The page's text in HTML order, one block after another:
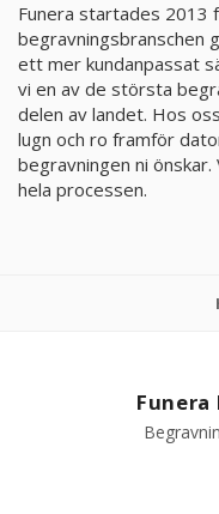
Funera startades 2013
begravningsbranschen
ett mer kundanpassat
vi en av de största
delen av landet. Hos
lugn och ro framför
begravningen ni
hela processen.
Funera